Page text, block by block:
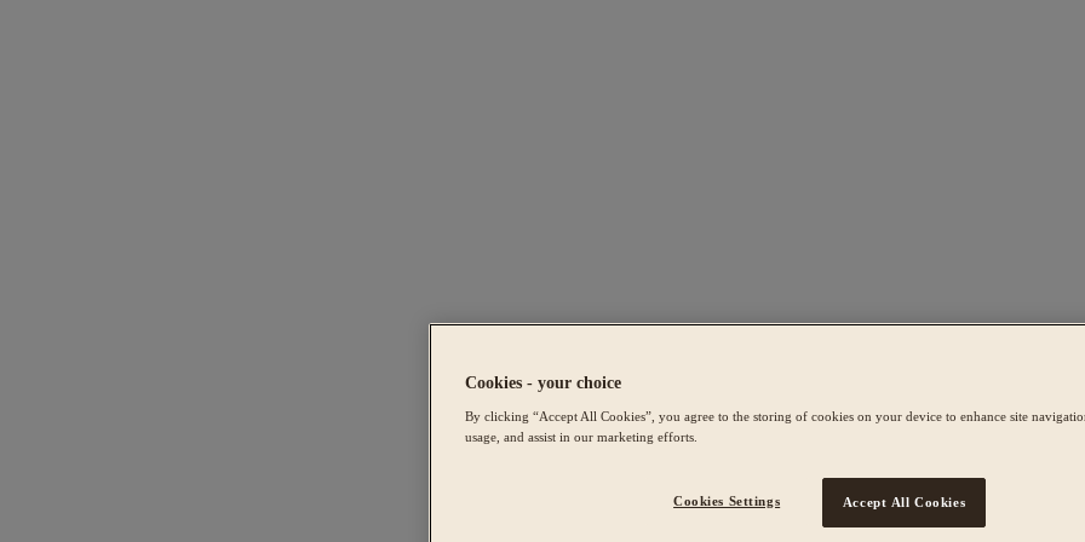
Cookies - your choice
By clicking “Accept All Cookies”, you agree to the storing of cookies on your device to enhance site
usage, and assist in our marketing efforts.
Cookies Settings Accept All Cookies